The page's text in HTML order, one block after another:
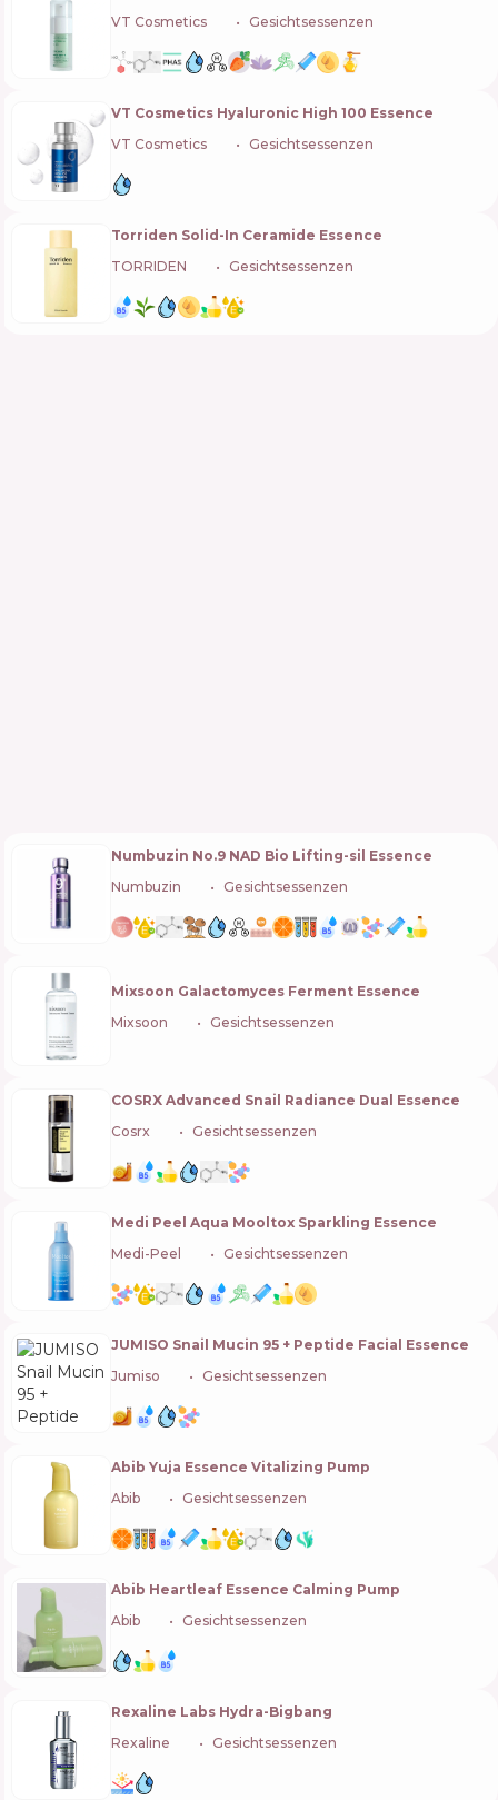
VT Cosmetics
Gesichtsessenzen
VT Cosmetics Hyaluronic High 100 Essence
VT Cosmetics
Gesichtsessenzen
Torriden Solid-In Ceramide Essence
TORRIDEN
Gesichtsessenzen
Numbuzin No.9 NAD Bio Lifting-sil Essence
Numbuzin
Gesichtsessenzen
Mixsoon Galactomyces Ferment Essence
Mixsoon
Gesichtsessenzen
COSRX Advanced Snail Radiance Dual Essence
Cosrx
Gesichtsessenzen
Medi Peel Aqua Mooltox Sparkling Essence
Medi-Peel
Gesichtsessenzen
JUMISO Snail Mucin 95 + Peptide Facial Essence
Jumiso
Gesichtsessenzen
Abib Yuja Essence Vitalizing Pump
Abib
Gesichtsessenzen
Abib Heartleaf Essence Calming Pump
Abib
Gesichtsessenzen
Rexaline Labs Hydra-Bigbang
Rexaline
Gesichtsessenzen